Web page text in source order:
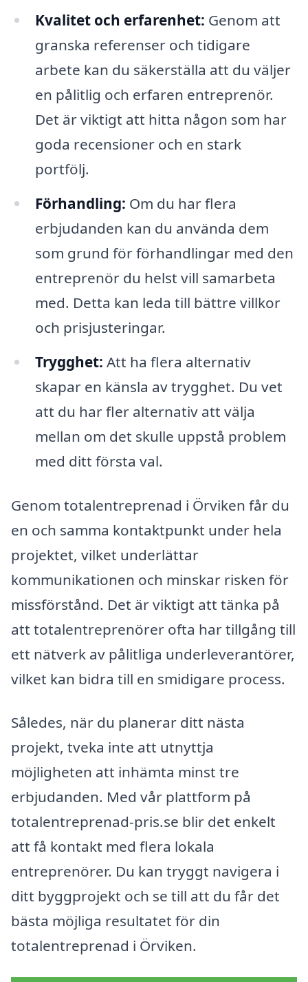
Kvalitet och erfarenhet: Genom att
granska referenser och tidigare
arbete kan du säkerställa att du väljer
en pålitlig och erfaren entreprenör.
Det är viktigt att hitta någon som har
goda recensioner och en stark
portfölj.
Förhandling: Om du har flera
erbjudanden kan du använda dem
som grund för förhandlingar med den
entreprenör du helst vill samarbeta
med. Detta kan leda till bättre villkor
och prisjusteringar.
Trygghet: Att ha flera alternativ
skapar en känsla av trygghet. Du vet
att du har fler alternativ att välja
mellan om det skulle uppstå problem
med ditt första val.
Genom totalentreprenad i Örviken får du
en och samma kontaktpunkt under hela
projektet, vilket underlättar
kommunikationen och minskar risken för
missförstånd. Det är viktigt att tänka på
att totalentreprenörer ofta har tillgång till
ett nätverk av pålitliga underleverantörer,
vilket kan bidra till en smidigare process.
Således, när du planerar ditt nästa
projekt, tveka inte att utnyttja
möjligheten att inhämta minst tre
erbjudanden. Med vår plattform på
totalentreprenad-pris.se blir det enkelt
att få kontakt med flera lokala
entreprenörer. Du kan tryggt navigera i
ditt byggprojekt och se till att du får det
bästa möjliga resultatet för din
totalentreprenad i Örviken.